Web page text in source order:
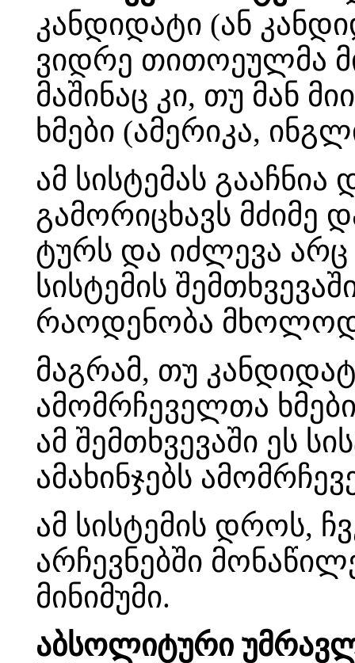
კანდიდატი (ან
ვიდრე თითოეულმა
მაშინაც კი, თუ მან
ხმები (ამერიკა,
ამ სისტემას
გამორიცხავს მძიმე
ტურს და იძლევა
სისტემის
რაოდენობა
მაგრამ, თუ
ამომრჩეველთა
ამ შემთხვევაში ეს
ამახინჯებს
ამ სისტემის დროს,
არჩევნებში
მინიმუმი.
აბსოლიტური